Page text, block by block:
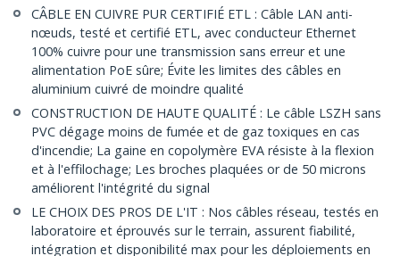
CÂBLE EN CUIVRE PUR CERTIFIÉ ETL : Câble LAN anti-
nœuds, testé et certifié ETL, avec conducteur Ethernet
100% cuivre pour une transmission sans erreur et une
alimentation PoE sûre; Évite les limites des câbles en
aluminium cuivré de moindre qualité
CONSTRUCTION DE HAUTE QUALITÉ : Le câble LSZH sans
PVC dégage moins de fumée et de gaz toxiques en cas
d'incendie; La gaine en copolymère EVA résiste à la flexion
et à l'effilochage; Les broches plaquées or de 50 microns
améliorent l'intégrité du signal
LE CHOIX DES PROS DE L'IT : Nos câbles réseau, testés en
laboratoire et éprouvés sur le terrain, assurent fiabilité,
intégration et disponibilité max pour les déploiements en